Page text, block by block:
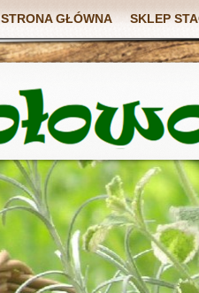
STRONA GŁÓWNA SKLEP